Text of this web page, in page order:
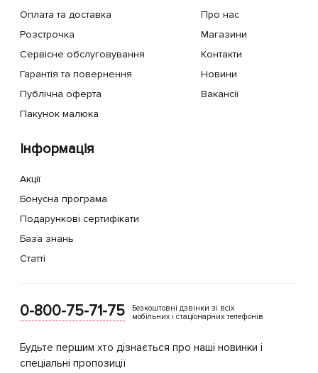
Оплата та доставка
Розстрочка
Сервісне обслуговування
Гарантія та повернення
Публічна оферта
Пакунок малюка
Про нас
Магазини
Контакти
Новини
Вакансії
Інформація
Акції
Бонусна програма
Подарункові сертифікати
База знань
Статті
0-800-75-71-75
Безкоштовні дзвінки зі всіх
мобільних і стаціонарних телефонів
Будьте першим хто дізнається про наші новинки і
спеціальні пропозиції